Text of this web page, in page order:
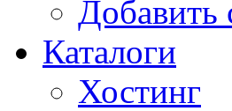
Добавить
Каталоги
Хостинг